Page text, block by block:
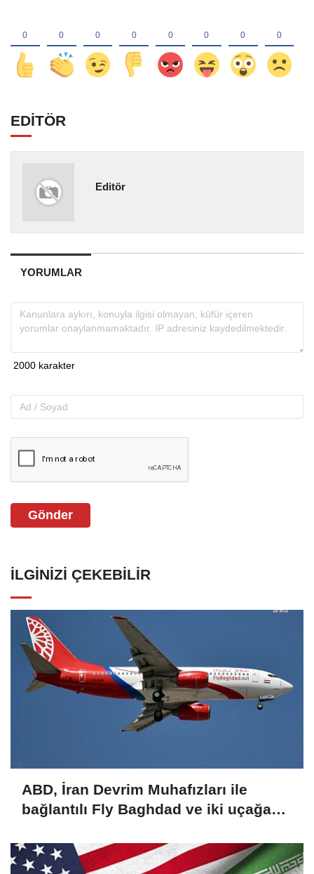
EDİTÖR
Editör
YORUMLAR
Gönder
İLGINIZI ÇEKEBILIR
ABD, İran Devrim Muhafızları ile
bağlantılı Fly Baghdad ve iki uçağa